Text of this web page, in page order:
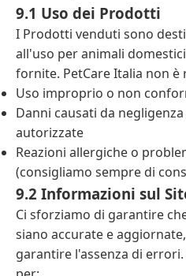
9.1 Uso dei Prodotti
I Prodotti venduti sono
all'uso per animali
fornite. PetCare Italia non è
Uso improprio o non
Danni causati da
autorizzate
Reazioni allergiche o
(consigliamo sempre di
9.2 Informazioni sul
Ci sforziamo di garantire
siano accurate e
garantire l'assenza di